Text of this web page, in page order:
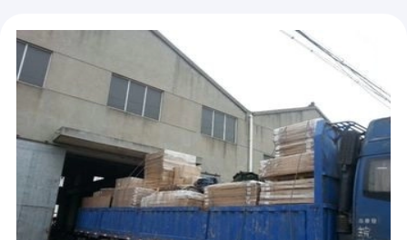
Nem Korumalı Yüksek Doğruluklu Dijital Tartı
Mini Akıllı Elektronik Mutfak Gıda Tartı Terazileri